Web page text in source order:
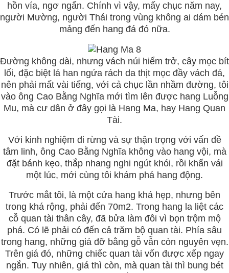
hồn vía, ngơ ngẩn. Chính vì vậy, mấy chục năm nay,
người Mường, người Thái trong vùng không ai dám bén
mảng đến hang đá đó nữa.
Đường không dài, nhưng vách núi hiểm trở, cây mọc bít
lối, đặc biệt lá han ngứa rách da thịt mọc đầy vách đá,
nên phải mất vài tiếng, với cả chục lần nhầm đường, tôi
vào ông Cao Bằng Nghĩa mới tìm lên được hang Luỗng
Mu, mà cư dân ở đây gọi là Hang Ma, hay Hang Quan
Tài.
Với kinh nghiệm đi rừng và sự thận trọng với vấn đề
tâm linh, ông Cao Bằng Nghĩa không vào hang vội, mà
đặt bánh kẹo, thắp nhang nghi ngút khói, rồi khấn vái
một lúc, mới cùng tôi khám phá hang động.
Trước mắt tôi, là một cửa hang khá hẹp, nhưng bên
trong khá rộng, phải đến 70m2. Trong hang la liệt các
cỗ quan tài thân cây, đã bửa làm đôi vì bọn trộm mộ
phá. Có lẽ phải có đến cả trăm bộ quan tài. Phía sâu
trong hang, những giá đỡ bằng gỗ vẫn còn nguyên vẹn.
Trên giá đó, những chiếc quan tài vốn được xếp ngay
ngắn. Tuy nhiên, giá thì còn, mà quan tài thì bung bét